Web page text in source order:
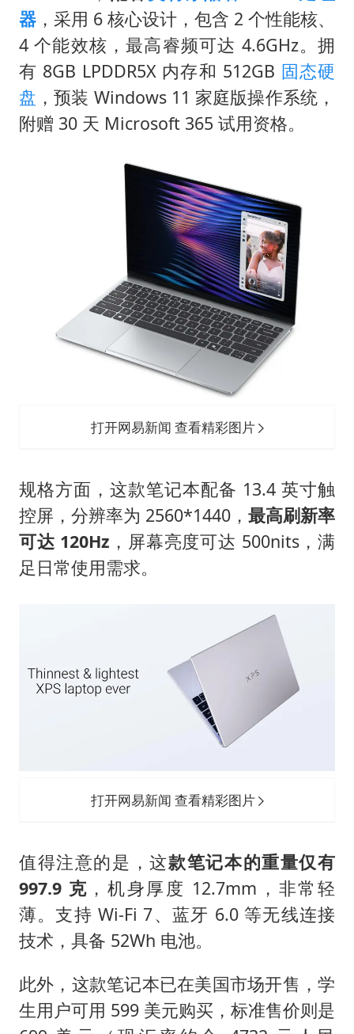
器，采用 6 核心设计，包含 2 个性能核、
4 个能效核，最高睿频可达 4.6GHz。拥
有 8GB LPDDR5X 内存和 512GB 固态硬
盘 ，预装 Windows 11 家庭版操作系统，
附赠 30 天 Microsoft 365 试用资格。
打开网易新闻 查看精彩图片
规格方面，这款笔记本配备 13.4 英寸触
控屏，分辨率为 2560*1440，最高刷新率
可达 120Hz ，屏幕亮度可达 500nits，满
足日常使用需求。
打开网易新闻 查看精彩图片
值得注意的是，这款笔记本的重量仅有
997.9 克 ，机身厚度 12.7mm，非常轻
薄。支持 Wi-Fi 7、蓝牙 6.0 等无线连接
技术，具备 52Wh 电池。
此外，这款笔记本已在美国市场开售，学
生用户可用 599 美元购买，标准售价则是